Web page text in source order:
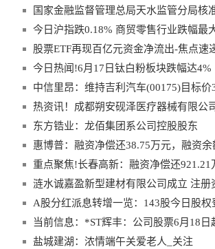
国家金融监督管理总局天水监管分局
长任职资格
今日沪指跌0.18% 商贸零售行业跌幅最
股票ETF再现百亿元资金净流出-焦点速
今日热闻!6月17日钛白粉板块跌幅达4%
中信里昂：维持吉利汽车(00175)目标
热资讯！成都朔安砚泽医疗器械有限公
东方锆业：龙佰集团系公司控股股东
惠博普：融资净偿还38.75万元，融资余
重点聚焦!长春高新：融资净偿还921.21
涟水诚嘉盈新型建材有限公司成立 注册
A股分红派息转增一览：143股今日股权
当前信息：*ST辉丰：公司股票6月18
盐城建湖：浓情端午关爱老人_关注